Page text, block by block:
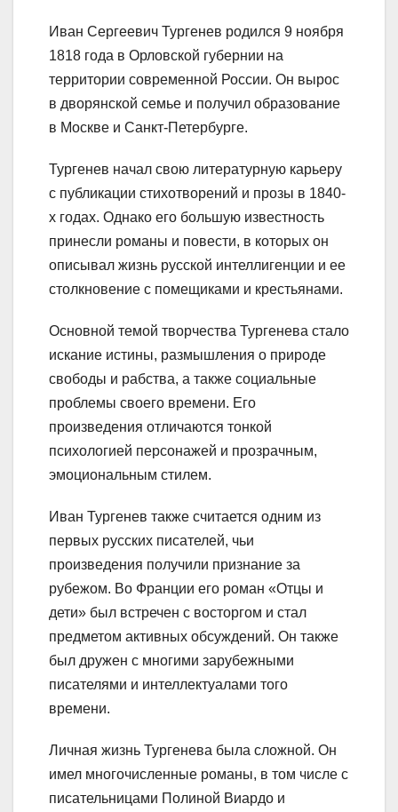
Иван Сергеевич Тургенев родился 9 ноября
1818 года в Орловской губернии на
территории современной России. Он вырос
в дворянской семье и получил образование
в Москве и Санкт-Петербурге.
Тургенев начал свою литературную карьеру
с публикации стихотворений и прозы в 1840-
х годах. Однако его большую известность
принесли романы и повести, в которых он
описывал жизнь русской интеллигенции и ее
столкновение с помещиками и крестьянами.
Основной темой творчества Тургенева стало
искание истины, размышления о природе
свободы и рабства, а также социальные
проблемы своего времени. Его
произведения отличаются тонкой
психологией персонажей и прозрачным,
эмоциональным стилем.
Иван Тургенев также считается одним из
первых русских писателей, чьи
произведения получили признание за
рубежом. Во Франции его роман «Отцы и
дети» был встречен с восторгом и стал
предметом активных обсуждений. Он также
был дружен с многими зарубежными
писателями и интеллектуалами того
времени.
Личная жизнь Тургенева была сложной. Он
имел многочисленные романы, в том числе с
писательницами Полиной Виардо и